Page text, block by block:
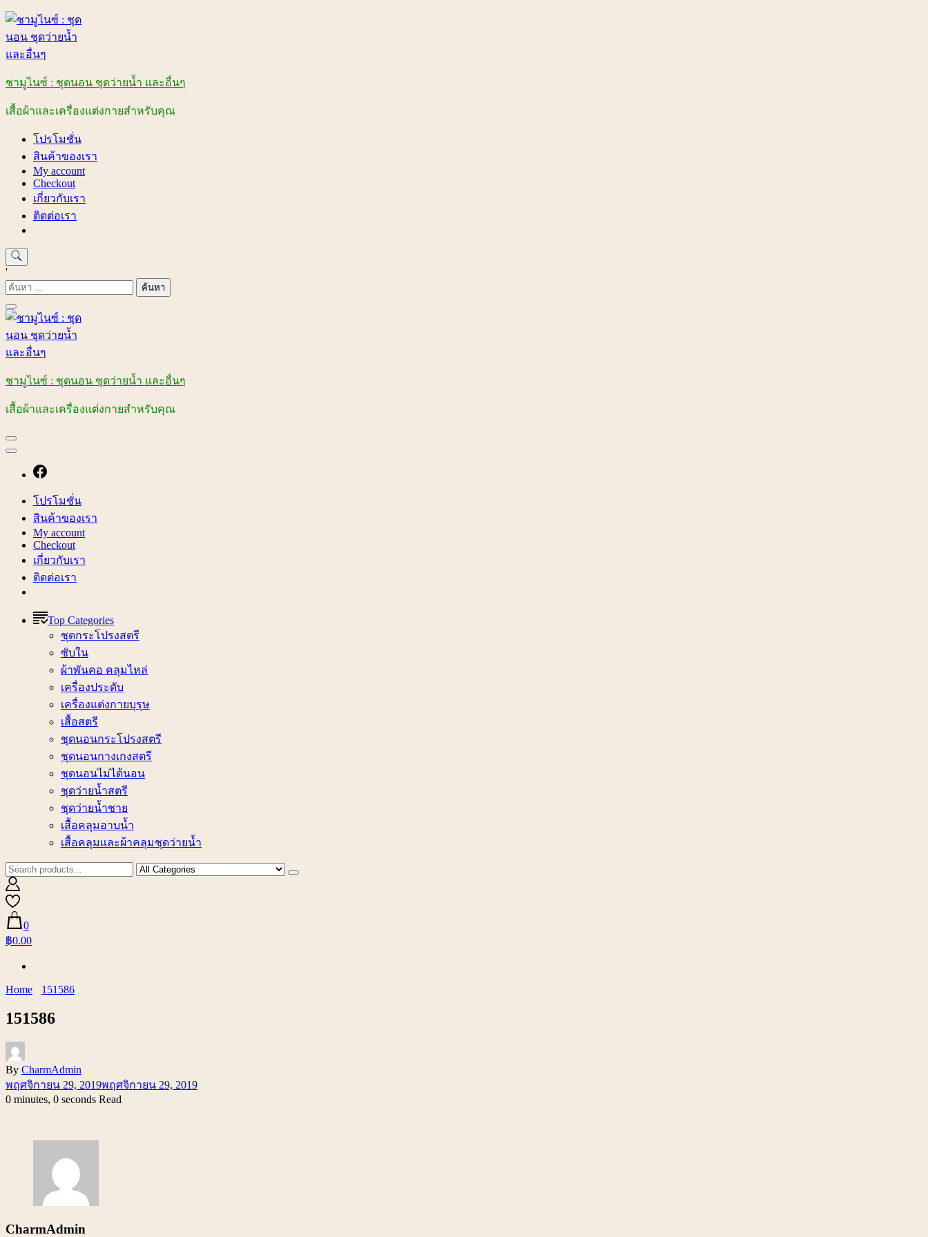
Skip
content
ชามูไนซ์ : ชุดนอน ชุดว่ายน้ำ และอื่นๆ
เสื้อผ้าและเครื่องแต่งกายสำหรับคุณ
โปรโมชั่น
สินค้าของเรา
My account
Checkout
เกี่ยวกับเรา
ติดต่อเรา
'
ค้นหา
สำหรับ:
ชามูไนซ์ : ชุดนอน ชุดว่ายน้ำ และอื่นๆ
เสื้อผ้าและเครื่องแต่งกายสำหรับคุณ
โปรโมชั่น
สินค้าของเรา
My account
Checkout
เกี่ยวกับเรา
ติดต่อเรา
Top Categories
ชุดกระโปรงสตรี
ซับใน
ผ้าพันคอ คลุมไหล่
เครื่องประดับ
เครื่องแต่งกายบุรุษ
เสื้อสตรี
ชุดนอนกระโปรงสตรี
ชุดนอนกางเกงสตรี
ชุดนอนไม่ได้นอน
ชุดว่ายน้ำสตรี
ชุดว่ายน้ำชาย
เสื้อคลุมอาบน้ำ
เสื้อคลุมและผ้าคลุมชุดว่ายน้ำ
0
฿0.00
Home 151586
151586
By CharmAdmin
พฤศจิกายน 29, 2019พฤศจิกายน 29, 2019
0 minutes, 0 seconds Read
CharmAdmin